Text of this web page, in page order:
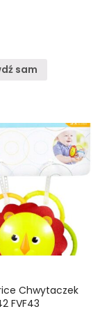
sam
Chwytaczek
FVF43